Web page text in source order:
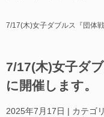
7/17(木)女子ダブルス『団体
7/17(木)女子ダ
に開催します。
2025年7月17日 | カテゴ